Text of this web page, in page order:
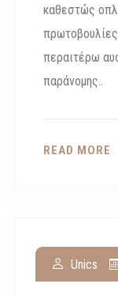
καθεστώς
περαιτέρω
παράνομης..
READ MORE
Unics